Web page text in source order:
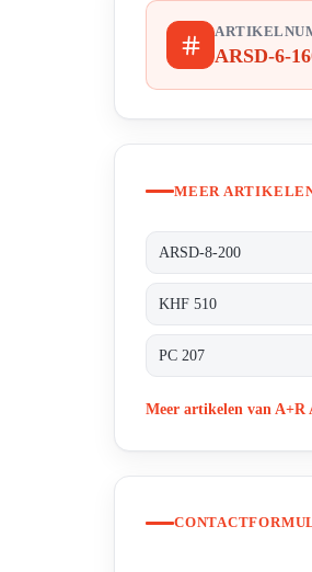
ARSD-6-
MEER
ARSD-8-200
KHF 510
PC 207
Meer artikelen van